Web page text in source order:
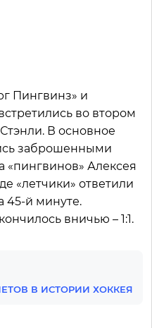
Пингвинз» и
во втором
В основное
заброшенными
Алексея
«летчики» ответили
45-й минуте.
вничью – 1:1.
В ИСТОРИИ ХОККЕЯ